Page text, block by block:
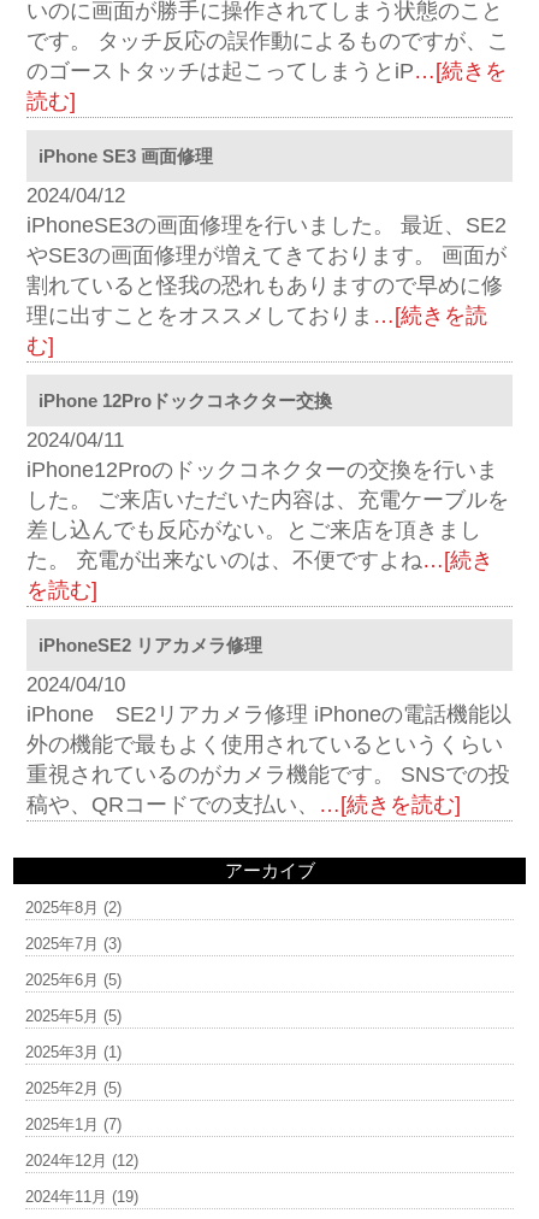
いのに画面が勝手に操作されてしまう状態のこと
です。 タッチ反応の誤作動によるものですが、こ
のゴーストタッチは起こってしまうとiP…[続きを
読む]
iPhone SE3 画面修理
2024/04/12
iPhoneSE3の画面修理を行いました。 最近、SE2
やSE3の画面修理が増えてきております。 画面が
割れていると怪我の恐れもありますので早めに修
理に出すことをオススメしておりま …[続きを読
む]
iPhone 12Proドックコネクター交換
2024/04/11
iPhone12Proのドックコネクターの交換を行いま
した。 ご来店いただいた内容は、充電ケーブルを
差し込んでも反応がない。とご来店を頂きまし
た。 充電が出来ないのは、不便ですよね…[続き
を読む]
iPhoneSE2 リアカメラ修理
2024/04/10
iPhone SE2リアカメラ修理 iPhoneの電話機能以
外の機能で最もよく使用されているというくらい
重視されているのがカメラ機能です。 SNSでの投
稿や、QRコードでの支払い、
…[続きを読む]
アーカイブ
2025年8月 (2)
2025年7月 (3)
2025年6月 (5)
2025年5月 (5)
2025年3月 (1)
2025年2月 (5)
2025年1月 (7)
2024年12月 (12)
2024年11月 (19)